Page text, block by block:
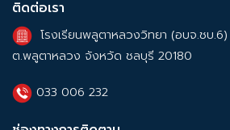
ติดต่อเรา
โรงเรียนพลูตาหลวงวิทยา (อบจ.ชบ
ต.พลูตาหลวง จังหวัด ชลบุรี 20180
033 006 232